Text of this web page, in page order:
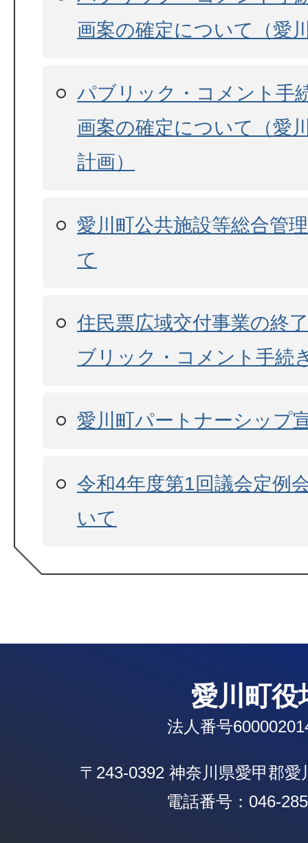
画案の確定について（愛
パブリック・コメント手
画案の確定について（愛
計画）
愛川町公共施設等総合管
て
住民票広域交付事業の終
ブリック・コメント手続
愛川町パートナーシップ
令和4年度第1回議会定例
いて
愛川町役
法人番号
〒243-0392 神奈川県愛甲郡愛
電話番号：046-